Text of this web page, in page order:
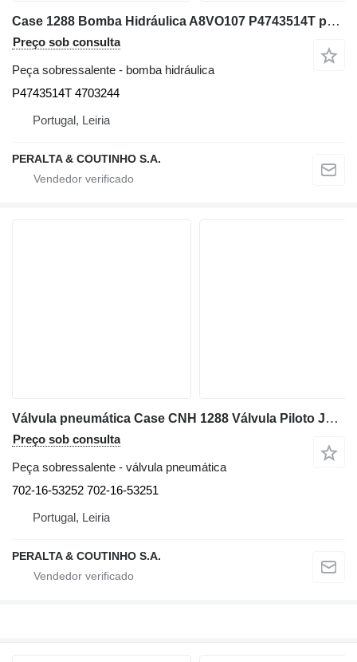
Case 1288 Bomba Hidráulica A8VO107 P4743514T para escavadora Case 1288
Preço sob consulta
Peça sobressalente - bomba hidráulica
P4743514T 4703244
Portugal, Leiria
PERALTA & COUTINHO S.A.
Válvula pneumática Case CNH 1288 Válvula Piloto Joystick Komatsu 702-16-53252 para escavadora Case 1288
Preço sob consulta
Peça sobressalente - válvula pneumática
702-16-53252 702-16-53251
Portugal, Leiria
PERALTA & COUTINHO S.A.